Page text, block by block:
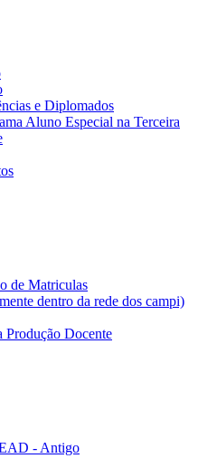
e Diplomados
Aluno Especial na Terceira
de Matriculas
dentro da rede dos campi)
Produção Docente
- Antigo